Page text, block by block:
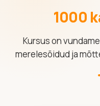
1000
Kursus on
merelesõidud ja